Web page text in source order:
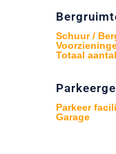
Schuur /
Totaal aantal
Parkeer
Garage